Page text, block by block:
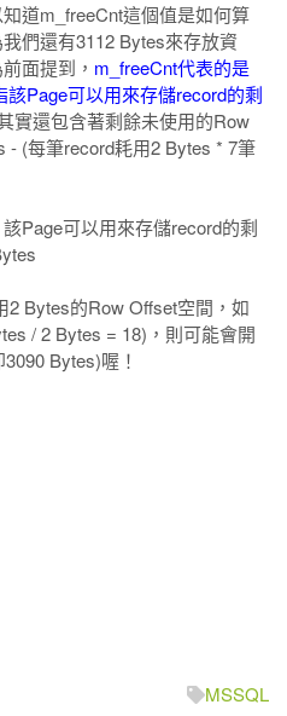
道m_freeCnt這個值是如何算
們還有3112 Bytes來存放資
面提到， m_freeCnt代表的是
Page可以用來存儲record的剩
實還包含著剩餘未使用的Row
- (每筆record耗用2 Bytes * 7筆
Page可以用來存儲record的剩
2 Bytes的Row Offset空間，如
/ 2 Bytes = 18)，則可能會開
Bytes)喔！
MSSQL